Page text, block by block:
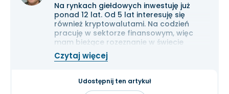
Na rynkach giełdowych inwestuję już
ponad 12 lat. Od 5 lat interesuję się
również kryptowalutami. Na codzień
pracuję w sektorze finansowym, więc
mam bieżące rozeznanie w świecie
gospodarki i ekonomii. Cenię przede
wszystkim solidną analizę
inwestowanie długoterminowe.
Czytaj więcej
Udostępnij ten artykuł